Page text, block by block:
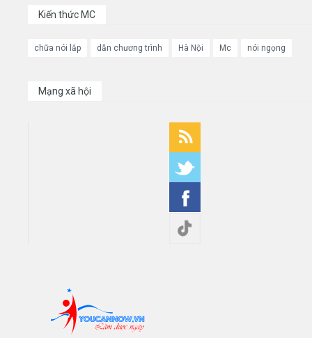
Kiến thức MC
chữa nói lắp dẫn chương trình Hà Nội Mc nói ngọng
Mạng xã hội